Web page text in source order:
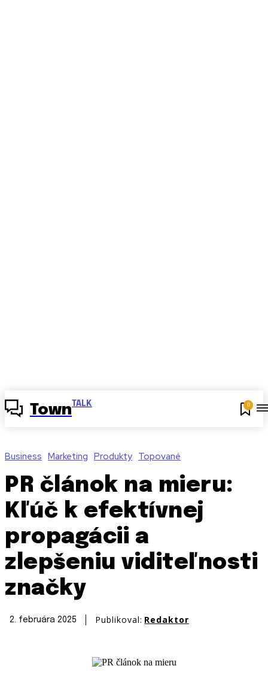
Town TALK 0
Business Marketing Produkty Topované
PR článok na mieru:
Kľúč k efektívnej
propagácii a
zlepšeniu viditeľnosti
značky
2. februára 2025 Publikoval: Redaktor